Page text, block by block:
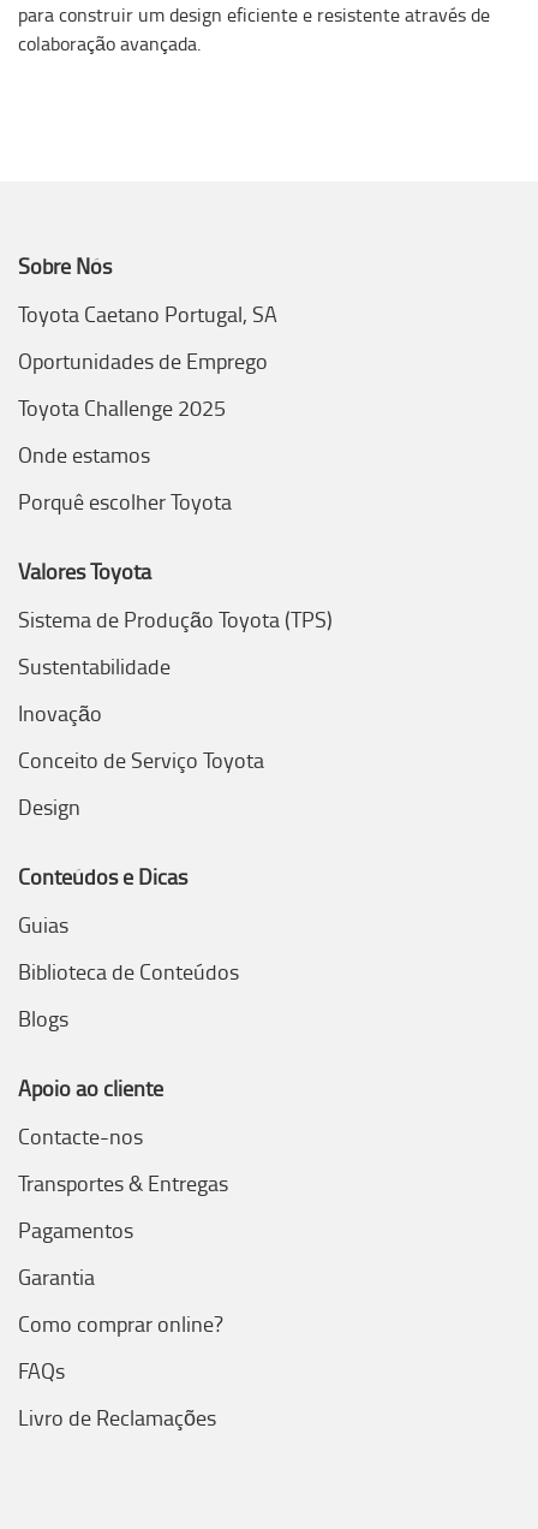
para construir um design eficiente e resistente através de
colaboração avançada.
Sobre Nós
Toyota Caetano Portugal, SA
Oportunidades de Emprego
Toyota Challenge 2025
Onde estamos
Porquê escolher Toyota
Valores Toyota
Sistema de Produção Toyota (TPS)
Sustentabilidade
Inovação
Conceito de Serviço Toyota
Design
Conteúdos e Dicas
Guias
Biblioteca de Conteúdos
Blogs
Apoio ao cliente
Contacte-nos
Transportes & Entregas
Pagamentos
Garantia
Como comprar online?
FAQs
Livro de Reclamações